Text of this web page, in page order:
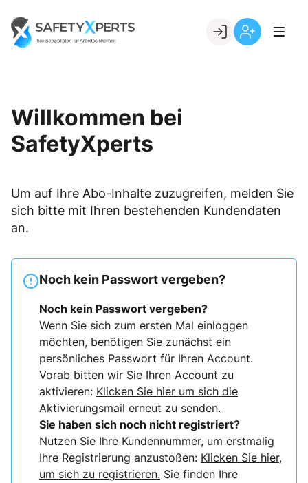
content
Go to landing page.
Willkommen bei
SafetyXperts
Um auf Ihre Abo-Inhalte zuzugreifen, melden Sie
sich bitte mit Ihren bestehenden Kundendaten
an.
Noch kein Passwort vergeben?
Noch kein Passwort vergeben?
Wenn Sie sich zum ersten Mal einloggen
möchten, benötigen Sie zunächst ein
persönliches Passwort für Ihren Account.
Vorab bitten wir Sie Ihren Account zu
aktivieren: Klicken Sie hier um sich die
Aktivierungsmail erneut zu senden.
Sie haben sich noch nicht registriert?
Nutzen Sie Ihre Kundennummer, um erstmalig
Ihre Registrierung anzustoßen: Klicken Sie hier,
um sich zu registrieren. Sie finden Ihre